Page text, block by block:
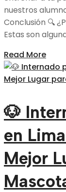
nuestros
Conclusión 🔍
Estas son
Read More
🐶
en
Mejor